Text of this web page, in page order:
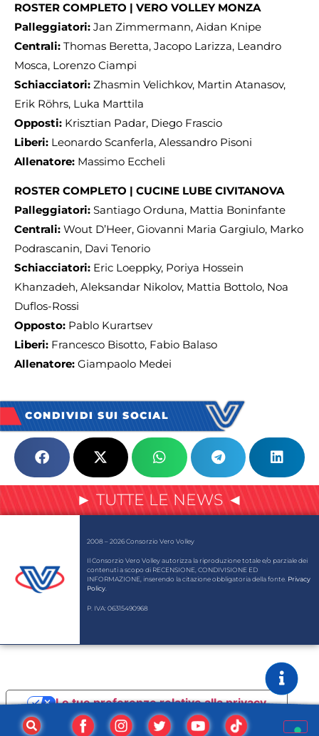
ROSTER COMPLETO | VERO VOLLEY MONZA
Palleggiatori: Jan Zimmermann, Aidan Knipe
Centrali: Thomas Beretta, Jacopo Larizza, Leandro
Mosca, Lorenzo Ciampi
Schiacciatori: Zhasmin Velichkov, Martin Atanasov,
Erik Röhrs, Luka Marttila
Opposti: Krisztian Padar, Diego Frascio
Liberi: Leonardo Scanferla, Alessandro Pisoni
Allenatore: Massimo Eccheli
ROSTER COMPLETO | CUCINE LUBE CIVITANOVA
Palleggiatori: Santiago Orduna, Mattia Boninfante
Centrali: Wout D’Heer, Giovanni Maria Gargiulo, Marko
Podrascanin, Davi Tenorio
Schiacciatori: Eric Loeppky, Poriya Hossein
Khanzadeh, Aleksandar Nikolov, Mattia Bottolo, Noa
Duflos-Rossi
Opposto: Pablo Kurartsev
Liberi: Francesco Bisotto, Fabio Balaso
Allenatore: Giampaolo Medei
CONDIVIDI SUI SOCIAL
► TUTTE LE NEWS ◄
2008 – 2026 Consorzio Vero Volley
Il Consorzio Vero Volley autorizza la riproduzione totale e/o parziale dei
contenuti a scopo di RECENSIONE, CONDIVISIONE ED
INFORMAZIONE, inserendo la citazione obbligatoria della fonte. Privacy
Policy
P. IVA: 06315490968
Informativa sulla raccolta
Le tue preferenze relative alla privacy